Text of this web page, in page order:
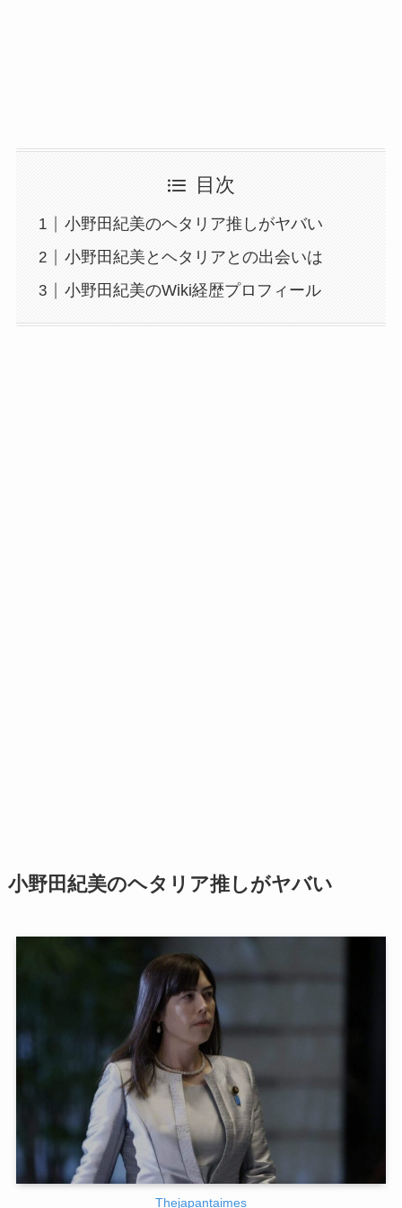
目次
小野田紀美のヘタリア推しがヤバい
小野田紀美とヘタリアとの出会いは
小野田紀美のWiki経歴プロフィール
小野田紀美のヘタリア推しがヤバい
Thejapantaimes